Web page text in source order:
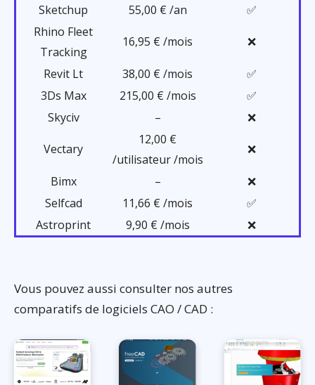
Sketchup 55,00 € /an
✅
Rhino Fleet
Tracking
16,95 € /mois ❌
Revit Lt 38,00 € /mois
✅
3Ds Max
215,00 € /mois
✅
Skyciv
– ❌
Vectary
12,00 €
/utilisateur /mois
❌
Bimx –
❌
Selfcad
11,66 € /mois
✅
Astroprint
9,90 € /mois ❌
Vous pouvez aussi consulter nos autres
comparatifs de logiciels CAO / CAD :